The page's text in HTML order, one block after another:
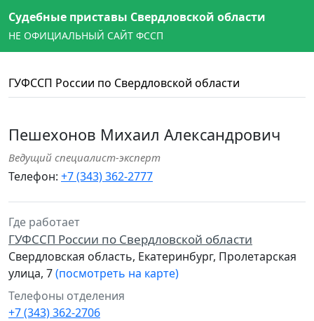
Судебные приставы Свердловской области
НЕ ОФИЦИАЛЬНЫЙ САЙТ ФССП
ГУФССП России по Свердловской области
Пешехонов Михаил Александрович
Ведущий специалист-эксперт
Телефон: +7 (343) 362-2777
Где работает
ГУФССП России по Свердловской области
Свердловская область, Екатеринбург, Пролетарская
улица, 7(посмотреть на карте)
Телефоны отделения
+7 (343) 362-2706